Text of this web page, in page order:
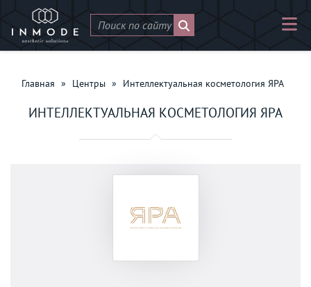
Главная » Центры » Интеллектуальная косметология ЯРА
ИНТЕЛЛЕКТУАЛЬНАЯ КОСМЕТОЛОГИЯ ЯРА